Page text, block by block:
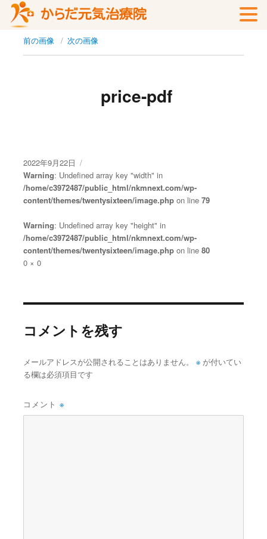
前の画像 次の画像
price-pdf
投
稿
日:
2022年9月22日
Warning: Undefined array key "width" in
/home/c3972487/public_html/nkmnext.com/wp-
content/themes/twentysixteen/image.phpon line 79
Warning: Undefined array key "height" in
/home/c3972487/public_html/nkmnext.com/wp-
content/themes/twentysixteen/image.phpon line 80
フ
イ
0 × 0
コメントを残す
メールアドレスが公開されることはありません。 ※が付いてい
る欄は必須項目です
コメント ※